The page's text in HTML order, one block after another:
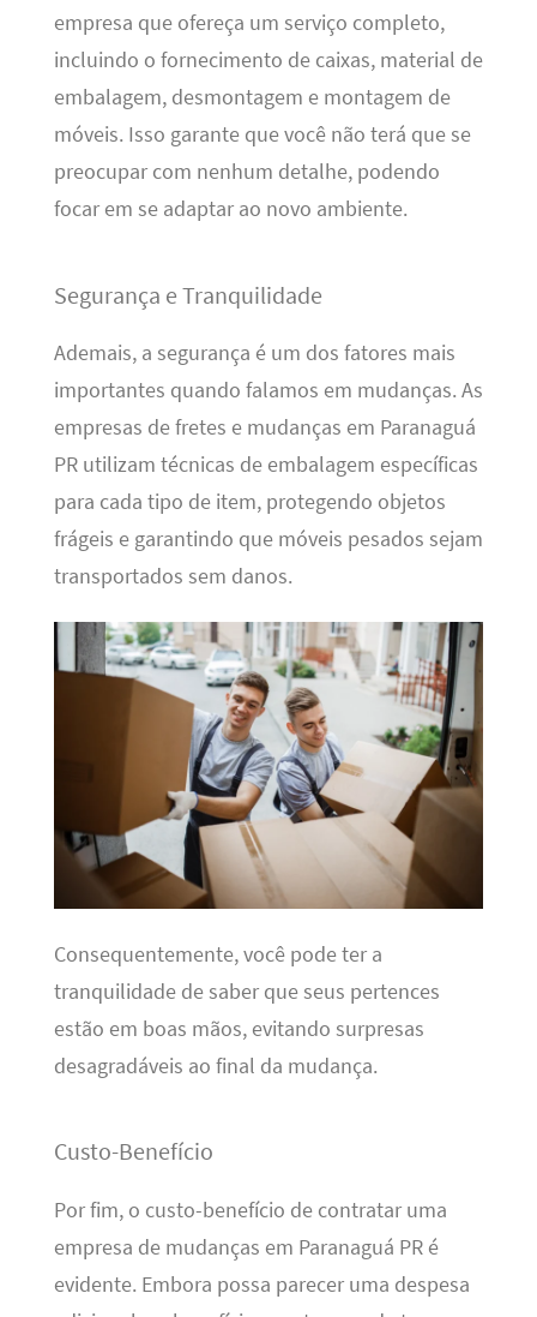
empresa que ofereça um serviço completo,
incluindo o fornecimento de caixas, material de
embalagem, desmontagem e montagem de
móveis. Isso garante que você não terá que se
preocupar com nenhum detalhe, podendo
focar em se adaptar ao novo ambiente.
Segurança e Tranquilidade
Ademais, a segurança é um dos fatores mais
importantes quando falamos em mudanças. As
empresas de fretes e mudanças em Paranaguá
PR utilizam técnicas de embalagem específicas
para cada tipo de item, protegendo objetos
frágeis e garantindo que móveis pesados sejam
transportados sem danos.
Consequentemente, você pode ter a
tranquilidade de saber que seus pertences
estão em boas mãos, evitando surpresas
desagradáveis ao final da mudança.
Custo-Benefício
Por fim, o custo-benefício de contratar uma
empresa de mudanças em Paranaguá PR é
evidente. Embora possa parecer uma despesa